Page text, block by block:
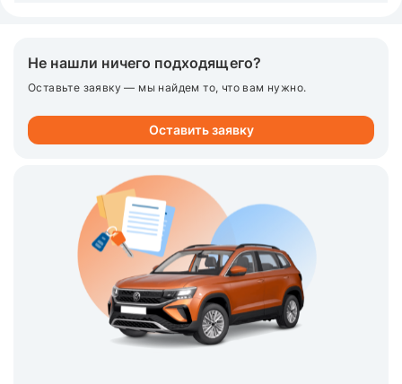
Не нашли ничего подходящего?
Оставьте заявку — мы найдем то, что вам нужно.
Оставить заявку